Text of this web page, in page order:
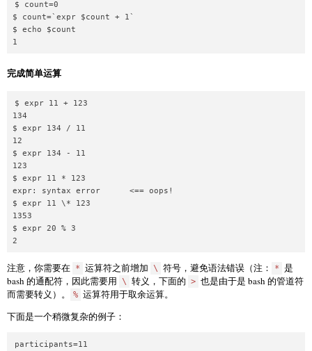
$ count=0
$ count=`expr $count + 1`
$ echo $count
完成简单运算
$ expr 11 + 123
134
$ expr 134 / 11
12
$ expr 134 - 11
123
$ expr 11 * 123
expr: syntax error      <== oops!
$ expr 11 \* 123
1353
$ expr 20 % 3
注意，你需要在 * 运算符之前增加 \ 符号，避免语法错误（注： * 是
bash 的通配符，因此需要用 \ 转义，下面的 > 也是由于是 bash 的管道符
而需要转义）。
% 运算符用于取余运算。
下面是一个稍微复杂的例子：
participants=11